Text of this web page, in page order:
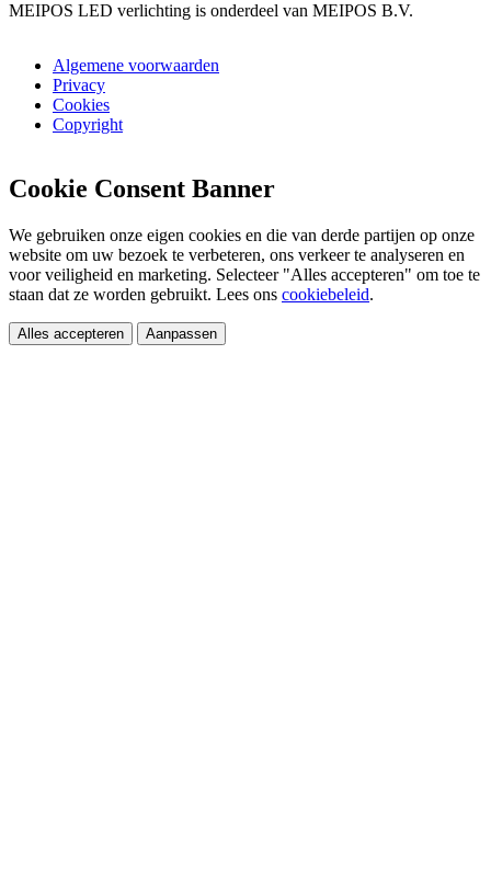
MEIPOS LED verlichting is onderdeel van MEIPOS B.V.
Algemene voorwaarden
Privacy
Cookies
Copyright
Cookie Consent Banner
We gebruiken onze eigen cookies en die van derde partijen op onze
website om uw bezoek te verbeteren, ons verkeer te analyseren en
voor veiligheid en marketing. Selecteer "Alles accepteren" om toe te
staan dat ze worden gebruikt. Lees ons cookiebeleid.
Alles accepteren Aanpassen